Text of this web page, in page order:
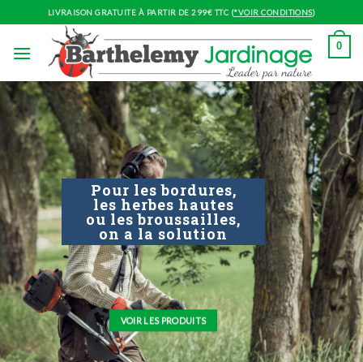
to
LIVRAISON GRATUITE À PARTIR DE 299€ TTC (*VOIR CONDITIONS)
0
Pour les bordures,
les herbes hautes
ou les broussailles,
on a la solution
VOIR LES PRODUITS